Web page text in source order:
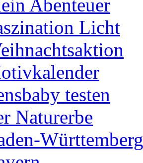
Abenteuer
Licht
testen
Naturerbe
Württemberg